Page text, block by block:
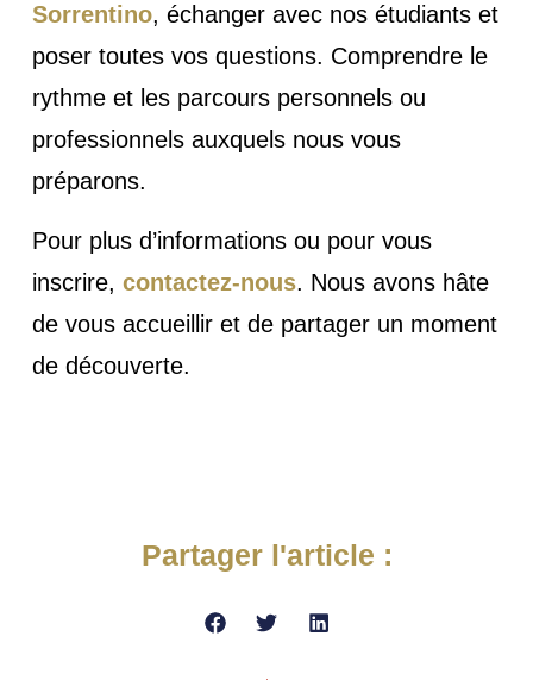
Sorrentino, échanger avec nos étudiants et
poser toutes vos questions. Comprendre le
rythme et les parcours personnels ou
professionnels auxquels nous vous
préparons.
Pour plus d’informations ou pour vous
inscrire, contactez-nous. Nous avons hâte
de vous accueillir et de partager un moment
de découverte.
Partager l'article :